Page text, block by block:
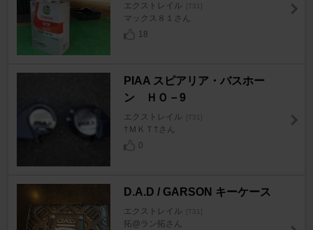
エクストレイル [T31]
マックス８１さん
18
PIAA スピアリア・バスホー
ン ＨＯ－9
エクストレイル [T31]
†ＭＫＴ†さん
0
D.A.D / GARSON キーケース
エクストレイル [T31]
拓@ラン拓さん